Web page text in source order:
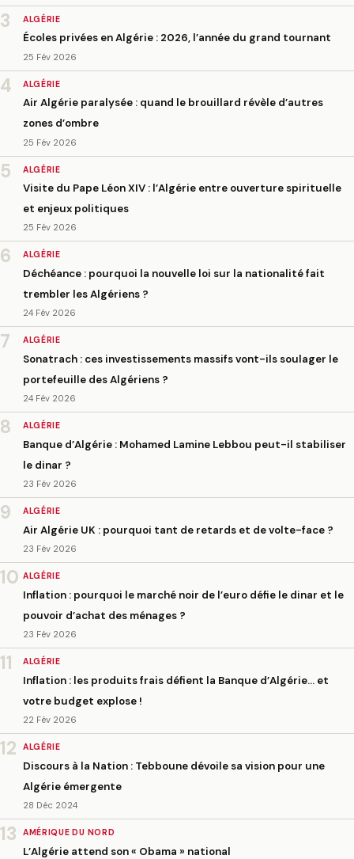
3 ALGÉRIE
Écoles privées en Algérie : 2026, l’année du grand tournant
25 Fév 2026
4 ALGÉRIE
Air Algérie paralysée : quand le brouillard révèle d’autres
zones d’ombre
25 Fév 2026
5 ALGÉRIE
Visite du Pape Léon XIV : l’Algérie entre ouverture spirituelle
et enjeux politiques
25 Fév 2026
6 ALGÉRIE
Déchéance : pourquoi la nouvelle loi sur la nationalité fait
trembler les Algériens ?
24 Fév 2026
7 ALGÉRIE
Sonatrach : ces investissements massifs vont-ils soulager le
portefeuille des Algériens ?
24 Fév 2026
8 ALGÉRIE
Banque d’Algérie : Mohamed Lamine Lebbou peut-il stabiliser
le dinar ?
23 Fév 2026
9 ALGÉRIE
Air Algérie UK : pourquoi tant de retards et de volte-face ?
23 Fév 2026
10 ALGÉRIE
Inflation : pourquoi le marché noir de l’euro défie le dinar et le
pouvoir d’achat des ménages ?
23 Fév 2026
11 ALGÉRIE
Inflation : les produits frais défient la Banque d’Algérie… et
votre budget explose !
22 Fév 2026
12 ALGÉRIE
Discours à la Nation : Tebboune dévoile sa vision pour une
Algérie émergente
28 Déc 2024
13 AMÉRIQUE DU NORD
L’Algérie attend son « Obama » national